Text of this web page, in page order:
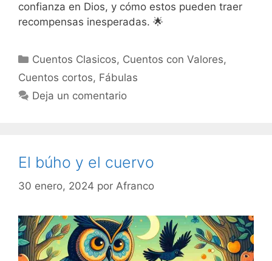
confianza en Dios, y cómo estos pueden traer
recompensas inesperadas. 🌟
Categorías
Cuentos Clasicos, Cuentos con Valores,
Cuentos cortos, Fábulas
Deja un comentario
El búho y el cuervo
30 enero, 2024 por Afranco